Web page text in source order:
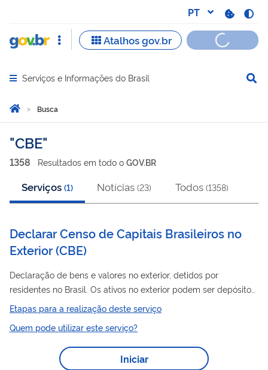
Abrir menu principal de navegação
Serviços e Informações do Brasil
Você está aqui:
Página Inicial
Busca
Busca
CBE
1358 Resultados em todo o GOV.BR
Serviços (1) Notícias (23) Todos (1358)
Declarar Censo de Capitais Brasileiros no
Exterior(CBE)
Declaração de bens e valores no exterior, detidos por
residentes no Brasil. Os ativos no exterior podem ser depósitos,
imóveis, participações em empresas e fundos de investimento,
títulos de dívida, créditos comerciais, empréstimos e
derivativos, entre outros. Essas informações ajudam o Banco
Central (BC) a entender o volume de investimento brasileiro no
exterior, atender compromissos internacionais de fornecimento
Etapas para a realização deste serviço
Quem pode utilizar este serviço?
Iniciar